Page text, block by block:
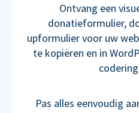
Ontvang een
donatieformulier,
upformulier voor uw
te kopiëren en in
Pas alles eenvoudig